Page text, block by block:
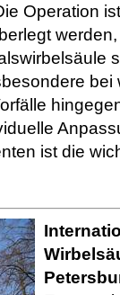
Operation
ist die